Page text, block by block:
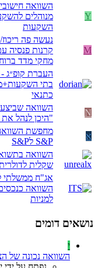
Y
השוואה
מנוהלים
השקעות
M
נעשה פה
קרנות פנסיה
מחקי מדד
העברת קופ״ג -
בתי
כתנאי
N
השוואה
"היכן לנהל
א
מחפשת
S&P לS&P
השוואה
שקלית
אג"ח ממשלתי
השוואה
למניות
נושאים דומים
י
השוואה נכונה של